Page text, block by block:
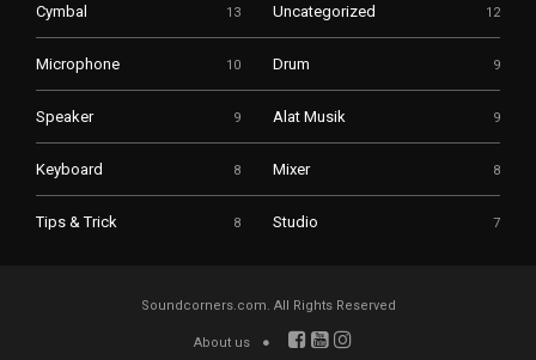
Cymbal 13 Uncategorized 12
Microphone 10 Drum 9
Speaker 9 Alat Musik 9
Keyboard 8 Mixer 8
Tips & Trick 8 Studio 7
Soundcorners.com. All Rights Reserved
About us